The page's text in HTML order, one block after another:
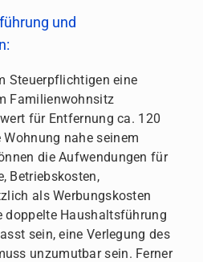
und
Steuerpflichtigen eine
Familienwohnsitz
für Entfernung ca. 120
nahe seinem
die Aufwendungen für
Betriebskosten,
als Werbungskosten
doppelte Haushaltsführung
sein, eine Verlegung des
unzumutbar sein. Ferner